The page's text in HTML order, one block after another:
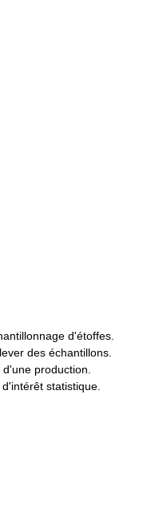
d'étoffes.
des échantillons.
production.
statistique.